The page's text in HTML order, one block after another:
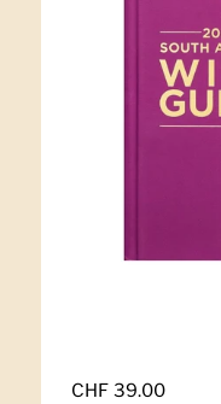
Regulärer Preis
CHF 39.00